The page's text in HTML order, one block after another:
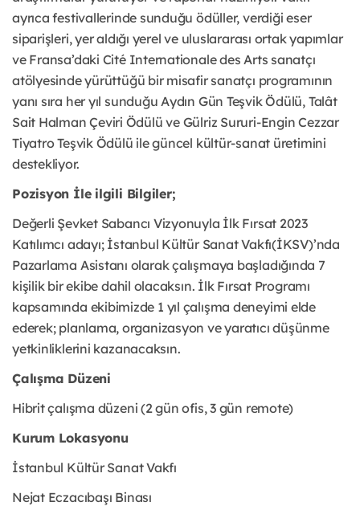
ayrıca festivallerinde sunduğu ödüller, verdiği eser
siparişleri, yer aldığı yerel ve uluslararası ortak yapımlar
ve Fransa’daki Cité Internationale des Arts sanatçı
atölyesinde yürüttüğü bir misafir sanatçı programının
yanı sıra her yıl sunduğu Aydın Gün Teşvik Ödülü, Talât
Sait Halman Çeviri Ödülü ve Gülriz Sururi-Engin Cezzar
Tiyatro Teşvik Ödülü ile güncel kültür-sanat üretimini
destekliyor.
Pozisyon İle ilgili Bilgiler;
Değerli Şevket Sabancı Vizyonuyla İlk Fırsat 2023
Katılımcı adayı; İstanbul Kültür Sanat Vakfı(İKSV)’nda
Pazarlama Asistanı olarak çalışmaya başladığında 7
kişilik bir ekibe dahil olacaksın. İlk Fırsat Programı
kapsamında ekibimizde 1 yıl çalışma deneyimi elde
ederek; planlama, organizasyon ve yaratıcı düşünme
yetkinliklerini kazanacaksın.
Çalışma Düzeni
Hibrit çalışma düzeni (2 gün ofis, 3 gün remote)
Kurum Lokasyonu
İstanbul Kültür Sanat Vakfı
Nejat Eczacıbaşı Binası